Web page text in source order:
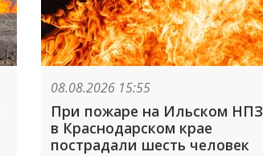
08.08.2026 15:55
При пожаре на Ильском НПЗ
в Краснодарском крае
пострадали шесть человек